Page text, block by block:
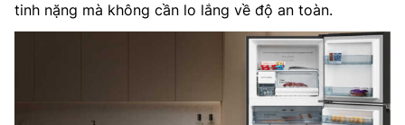
tinh nặng mà không cần lo lắng về độ an toàn.